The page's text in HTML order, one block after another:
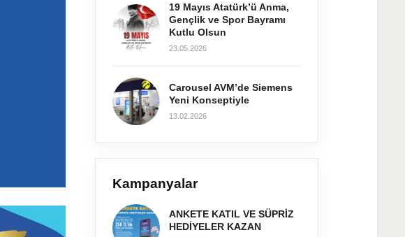
19 Mayıs Atatürk’ü Anma,
Gençlik ve Spor Bayramı
Kutlu Olsun
23.05.2026
Carousel AVM’de Siemens
Yeni Konseptiyle
13.02.2026
Kampanyalar
ANKETE KATIL VE SÜPRİZ
HEDİYELER KAZAN